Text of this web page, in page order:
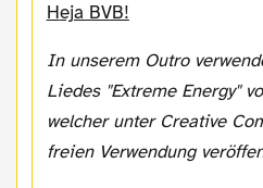
Heja BVB!
In unserem Outro verwenden wir einen Teil des
Liedes "Extreme Energy"
welcher unter Creative
freien Verwendung